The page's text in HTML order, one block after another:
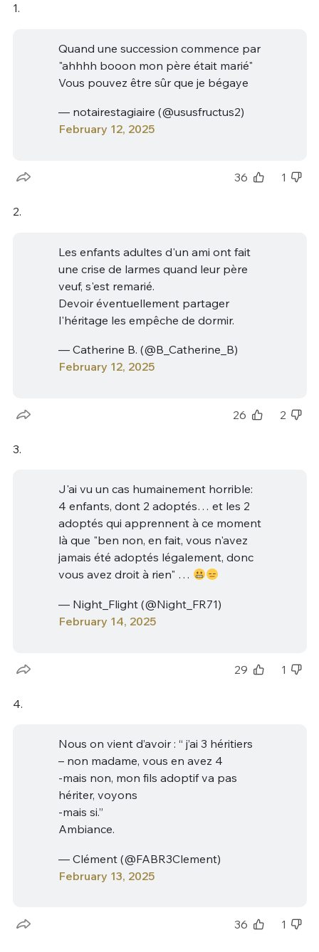
1.
Quand une succession commence par
"ahhhh booon mon père était marié"
Vous pouvez être sûr que je bégaye
— notairestagiaire (@ususfructus2)
February 12, 2025
36 1
2.
Les enfants adultes d'un ami ont fait
une crise de larmes quand leur père
veuf, s'est remarié.
Devoir éventuellement partager
l'héritage les empêche de dormir.
— Catherine B. (@B_Catherine_B)
February 12, 2025
26 2
3.
J'ai vu un cas humainement horrible:
4 enfants, dont 2 adoptés… et les 2
adoptés qui apprennent à ce moment
là que "ben non, en fait, vous n'avez
jamais été adoptés légalement, donc
vous avez droit à rien" …
— Night_Flight (@Night_FR71)
February 14, 2025
29 1
4.
Nous on vient d’avoir : “ j’ai 3 héritiers
– non madame, vous en avez 4
-mais non, mon fils adoptif va pas
hériter, voyons
-mais si.”
Ambiance.
— Clément (@FABR3Clement)
February 13, 2025
36 1